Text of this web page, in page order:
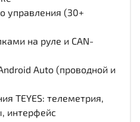
управления (30+
на руле и CAN-
Auto (проводной и
TEYES: телеметрия,
интерфейс